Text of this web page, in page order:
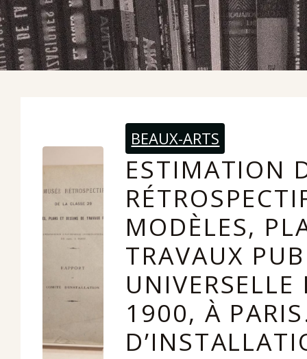
BEAUX-ARTS
ESTIMATION
MODÈLES,
TRAVAUX
1900, À